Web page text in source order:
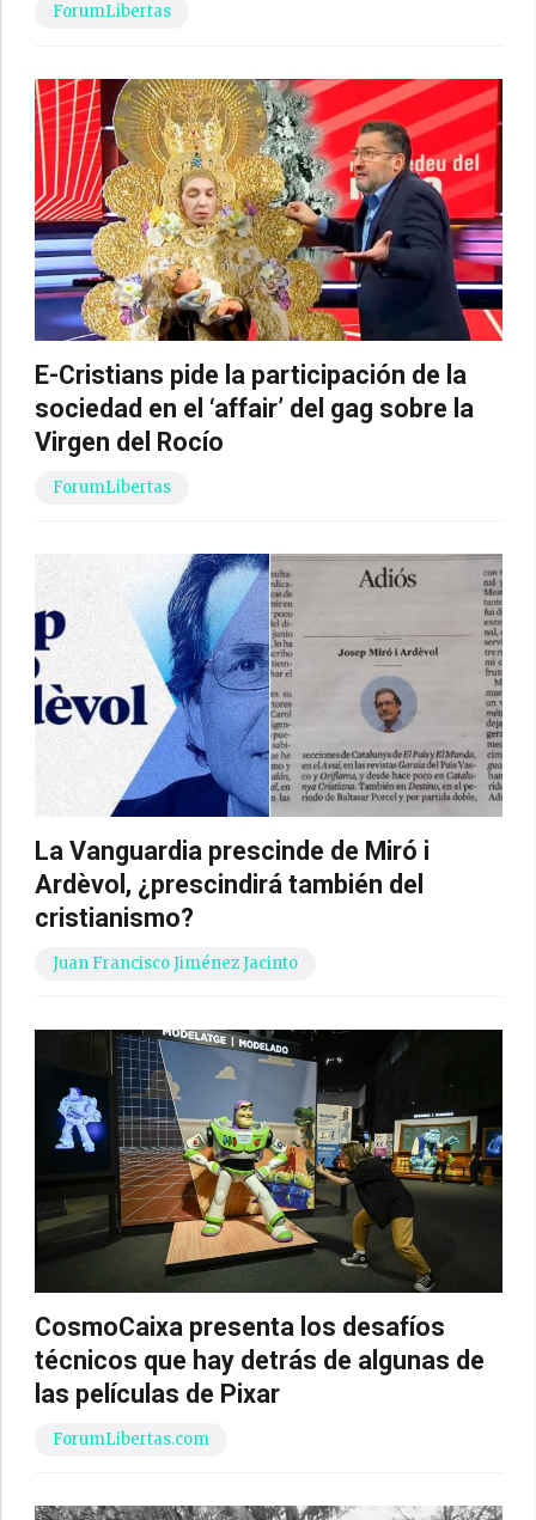
ForumLibertas
E-Cristians pide la participación de la
sociedad en el ‘affair’ del gag sobre la
Virgen del Rocío
ForumLibertas
La Vanguardia prescinde de Miró i
Ardèvol, ¿prescindirá también del
cristianismo?
Juan Francisco Jiménez Jacinto
CosmoCaixa presenta los desafíos
técnicos que hay detrás de algunas de
las películas de Pixar
ForumLibertas.com